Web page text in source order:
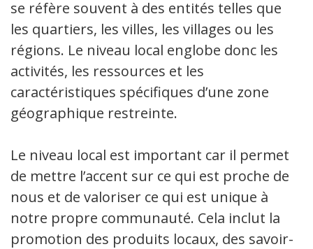
se réfère souvent à des entités telles que
les quartiers, les villes, les villages ou les
régions. Le niveau local englobe donc les
activités, les ressources et les
caractéristiques spécifiques d’une zone
géographique restreinte.
Le niveau local est important car il permet
de mettre l’accent sur ce qui est proche de
nous et de valoriser ce qui est unique à
notre propre communauté. Cela inclut la
promotion des produits locaux, des savoir-